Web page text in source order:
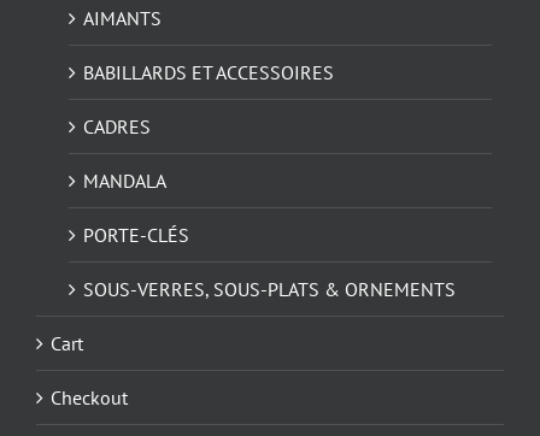
AIMANTS
BABILLARDS ET ACCESSOIRES
CADRES
MANDALA
PORTE-CLÉS
SOUS-VERRES, SOUS-PLATS & ORNEMENTS
Cart
Checkout